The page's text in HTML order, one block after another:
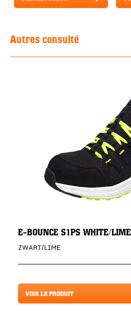
Autres consulté
E-BOUNCE S1PS WHITE/LIME
ZWART/LIME
VOIR LE PRODUIT